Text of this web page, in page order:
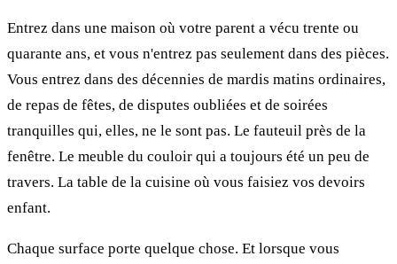
Entrez dans une maison où votre parent a vécu trente ou
quarante ans, et vous n'entrez pas seulement dans des pièces.
Vous entrez dans des décennies de mardis matins ordinaires,
de repas de fêtes, de disputes oubliées et de soirées
tranquilles qui, elles, ne le sont pas. Le fauteuil près de la
fenêtre. Le meuble du couloir qui a toujours été un peu de
travers. La table de la cuisine où vous faisiez vos devoirs
enfant.
Chaque surface porte quelque chose. Et lorsque vous